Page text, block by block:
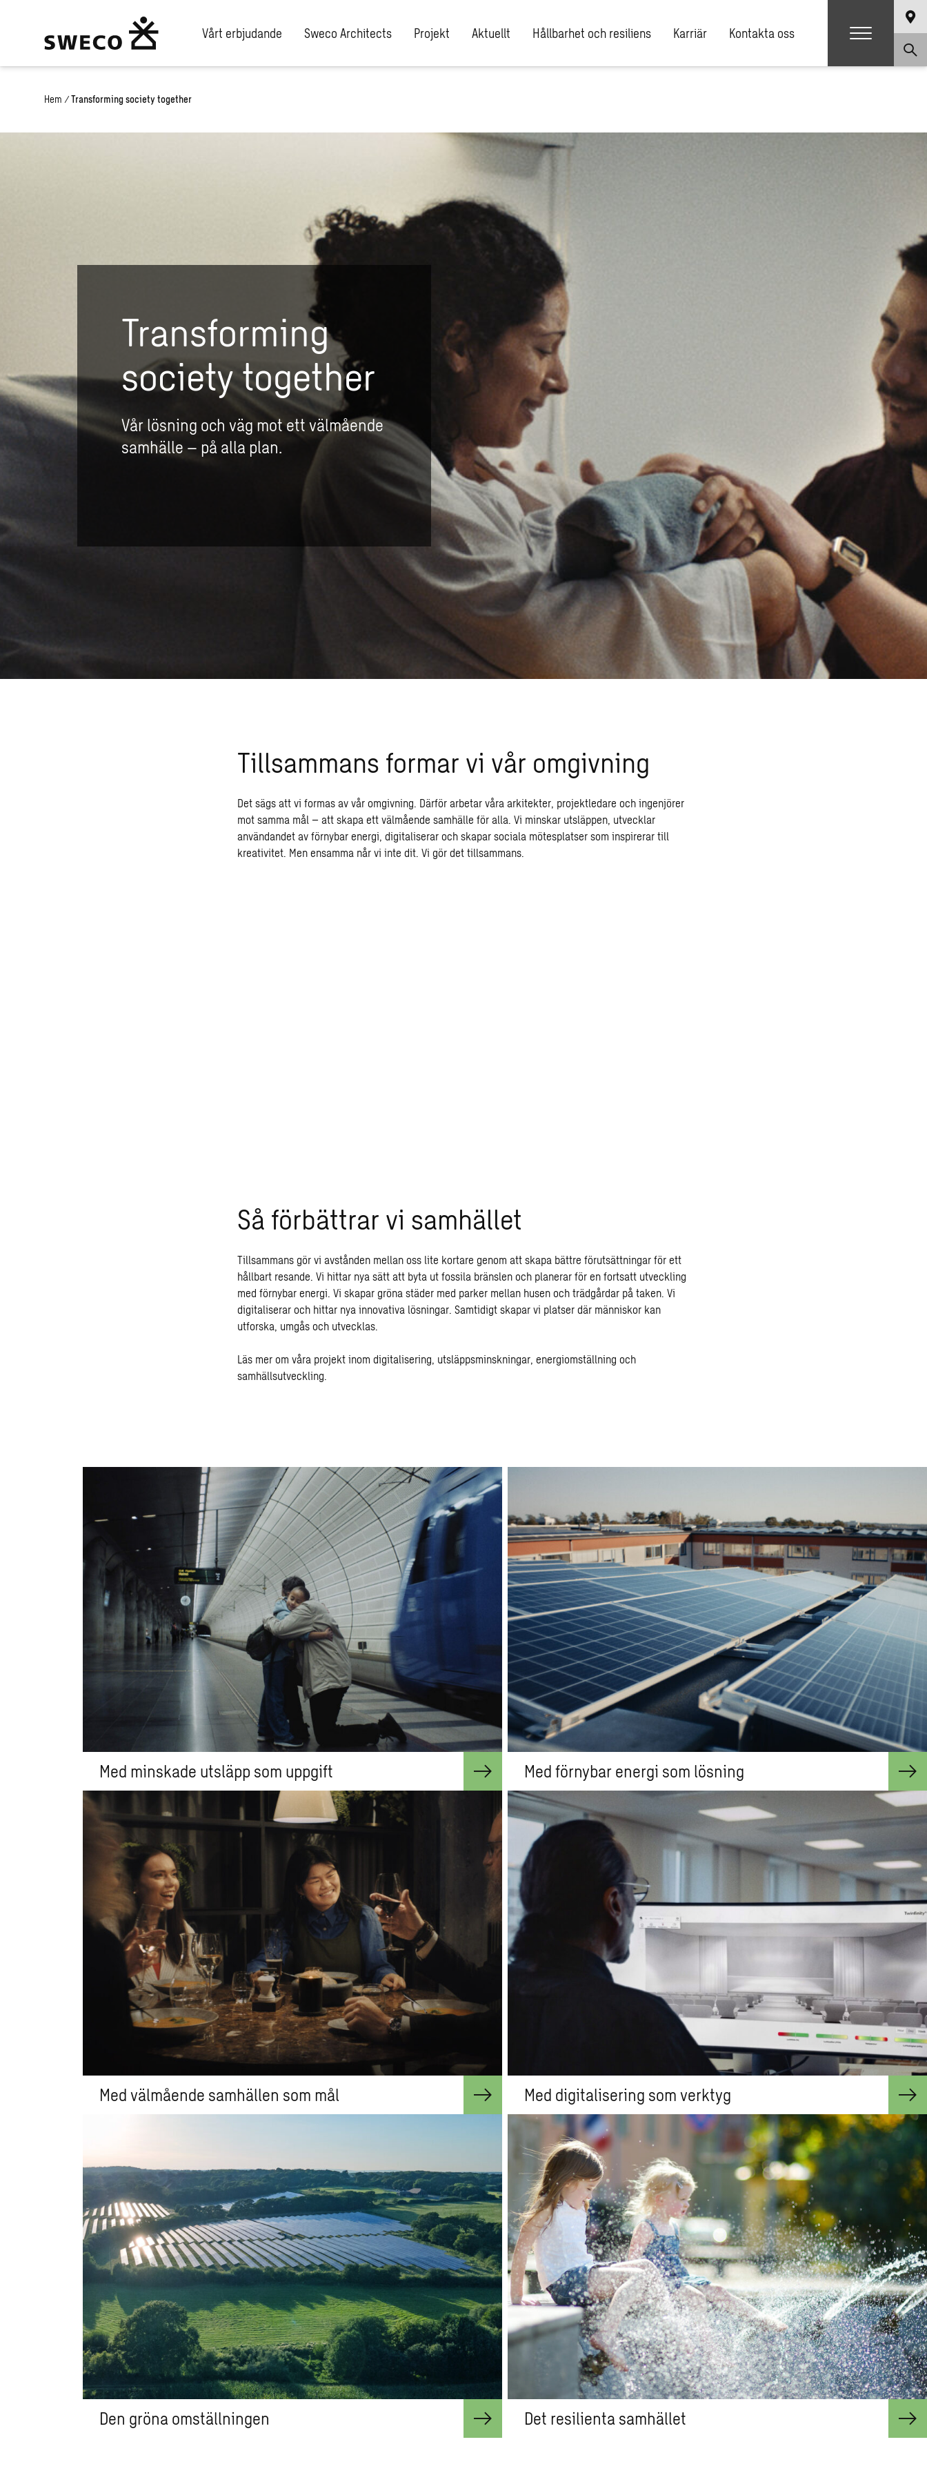
Vårt erbjudande Sweco Architects Projekt Aktuellt Hållbarhet och resiliens Karriär Kontakta oss
Hem / Transforming society together
Transforming
society together
Vår lösning och väg mot ett välmående
samhälle – på alla plan.
Tillsammans formar vi vår omgivning
Det sägs att vi formas av vår omgivning. Därför arbetar våra arkitekter, projektledare och ingenjörer
mot samma mål – att skapa ett välmående samhälle för alla. Vi minskar utsläppen, utvecklar
användandet av förnybar energi, digitaliserar och skapar sociala mötesplatser som inspirerar till
kreativitet. Men ensamma når vi inte dit. Vi gör det tillsammans.
Så förbättrar vi samhället
Tillsammans gör vi avstånden mellan oss lite kortare genom att skapa bättre förutsättningar för ett
hållbart resande. Vi hittar nya sätt att byta ut fossila bränslen och planerar för en fortsatt utveckling
med förnybar energi. Vi skapar gröna städer med parker mellan husen och trädgårdar på taken. Vi
digitaliserar och hittar nya innovativa lösningar. Samtidigt skapar vi platser där människor kan
utforska, umgås och utvecklas.
Läs mer om våra projekt inom digitalisering, utsläppsminskningar, energiomställning och
samhällsutveckling.
Med minskade utsläpp som uppgift Med förnybar energi som lösning
Med välmående samhällen som mål Med digitalisering som verktyg
Den gröna omställningen Det resilienta samhället